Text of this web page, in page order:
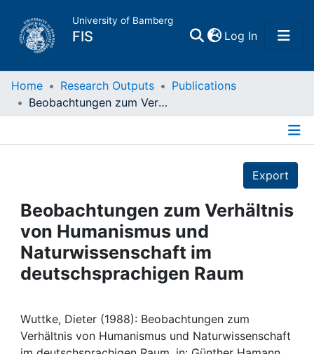
University of Bamberg
FIS Log In(current)
Home
Projects
People
Institutions
Awards
Home Research Outputs
Publications
Beobachtungen zum Verhältnis von Humanismus und Naturwissenschaft im deutschsprachigen Raum
Export
Beobachtungen zum Verhältnis
von Humanismus und
Naturwissenschaft im
deutschsprachigen Raum
Wuttke, Dieter (1988): Beobachtungen zum
Verhältnis von Humanismus und Naturwissenschaft